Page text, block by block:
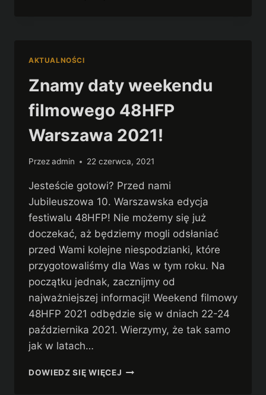
AKTUALNOŚCI
Znamy daty weekendu
filmowego 48HFP
Warszawa 2021!
Przezadmin 22 czerwca, 2021
Jesteście gotowi? Przed nami
Jubileuszowa 10. Warszawska edycja
festiwalu 48HFP! Nie możemy się już
doczekać, aż będziemy mogli odsłaniać
przed Wami kolejne niespodzianki, które
przygotowaliśmy dla Was w tym roku. Na
początku jednak, zacznijmy od
najważniejszej informacji! Weekend filmowy
48HFP 2021 odbędzie się w dniach 22-24
października 2021. Wierzymy, że tak samo
jak w latach…
DOWIEDZ SIĘ WIĘCEJ ZNAMY